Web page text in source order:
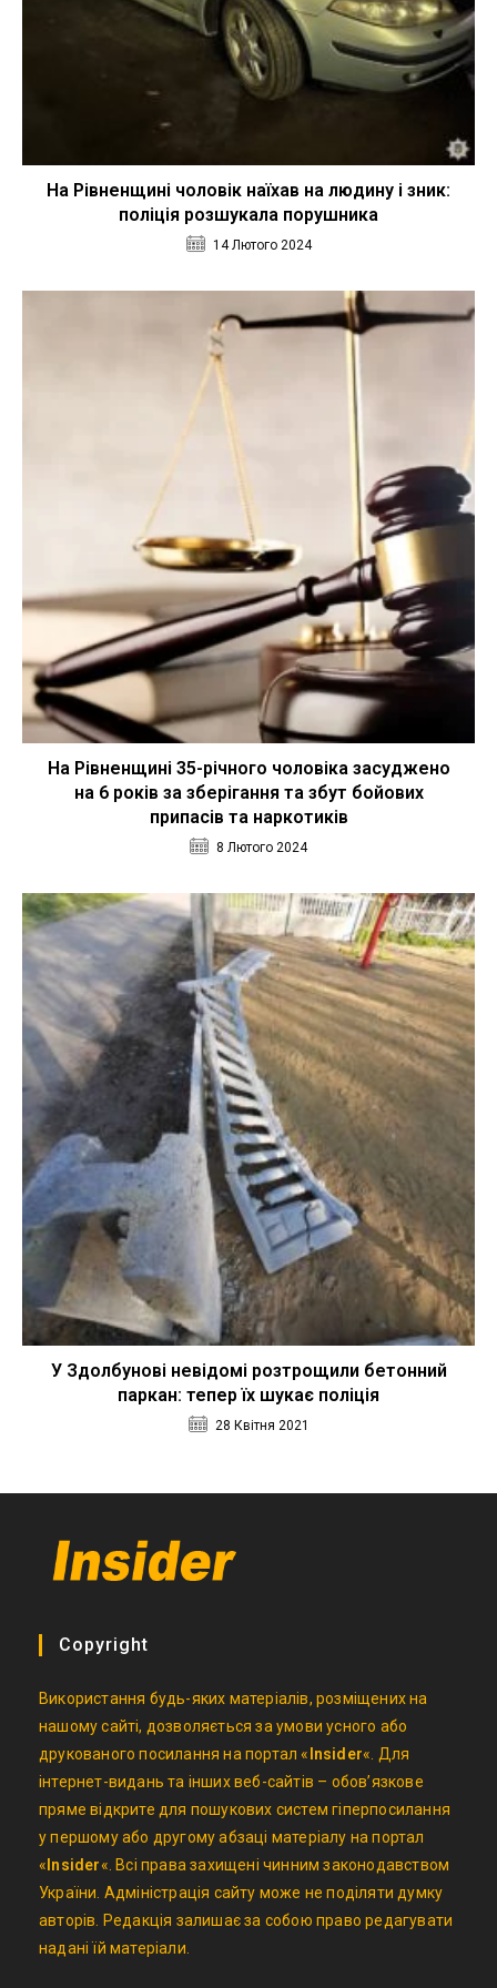
На Рівненщині чоловік наїхав на людину і зник:
поліція розшукала порушника
14 Лютого 2024
На Рівненщині 35-річного чоловіка засуджено
на 6 років за зберігання та збут бойових
припасів та наркотиків
8 Лютого 2024
У Здолбунові невідомі розтрощили бетонний
паркан: тепер їх шукає поліція
28 Квітня 2021
Copyright
Використання будь-яких матеріалів, розміщених на
нашому сайті, дозволяється за умови усного або
друкованого посилання на портал « Insider«. Для
інтернет-видань та інших веб-сайтів – обов’язкове
пряме відкрите для пошукових систем гіперпосилання
у першому або другому абзаці матеріалу на портал
« Insider«. Всі права захищені чинним законодавством
України. Адміністрація сайту може не поділяти думку
авторів. Редакція залишає за собою право редагувати
надані їй матеріали.